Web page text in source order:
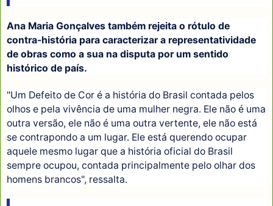
Ana Maria Gonçalves também rejeita o rótulo de
contra-história para caracterizar a representatividade
de obras como a sua na disputa por um sentido
histórico de país.
"Um Defeito de Cor é a história do Brasil contada pelos
olhos e pela vivência de uma mulher negra. Ele não é uma
outra versão, ele não é uma outra vertente, ele não está
se contrapondo a um lugar. Ele está querendo ocupar
aquele mesmo lugar que a história oficial do Brasil
sempre ocupou, contada principalmente pelo olhar dos
homens brancos", ressalta.